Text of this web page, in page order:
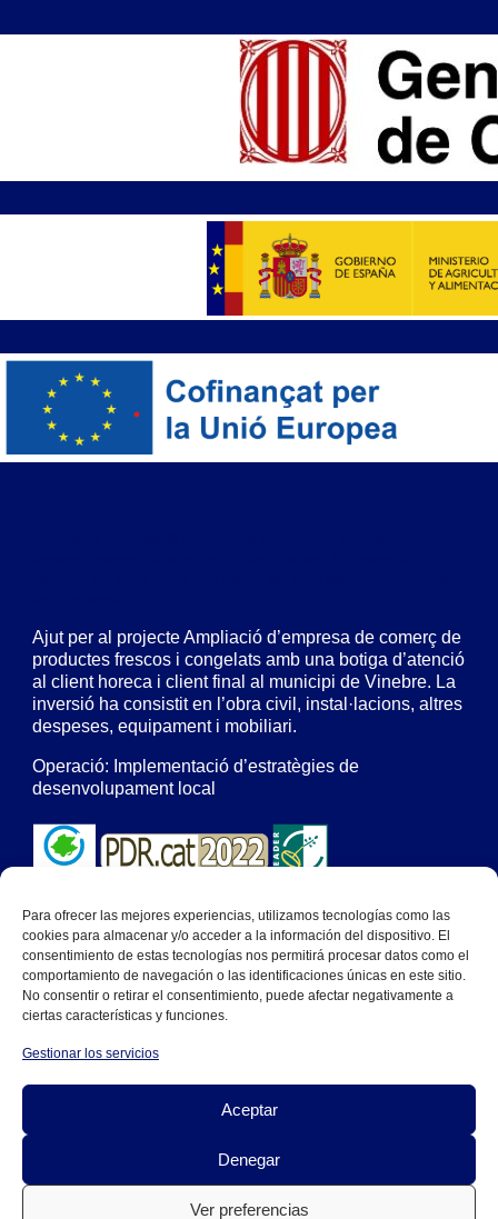
Para ofrecer las mejores experiencias, utilizamos tecnologías como las
cookies para almacenar y/o acceder a la información del dispositivo. El
consentimiento de estas tecnologías nos permitirá procesar datos como el
comportamiento de navegación o las identificaciones únicas en este sitio.
No consentir o retirar el consentimiento, puede afectar negativamente a
ciertas características y funciones.
Gestionar los servicios
Aceptar
Denegar
Ver preferencias
Ajut per al projecte Ampliació d’empresa de comerç de
productes frescos i congelats amb una botiga d’atenció
al client horeca i client final al municipi de Vinebre. La
inversió ha consistit en l’obra civil, instal·lacions, altres
despeses, equipament i mobiliari.
Operació: Implementació d’estratègies de
desenvolupament local
Actuació del Programa de desenvolupament rural de
Catalunya 2014-2022, cofinançada per: